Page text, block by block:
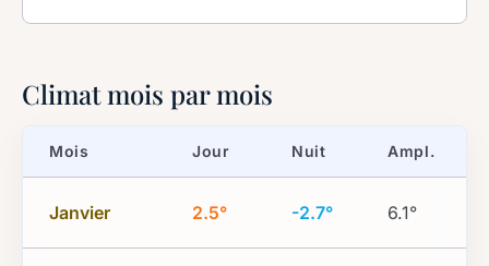
Climat mois par mois
Mois Jour Nuit Ampl.
Janvier 2.5° -2.7° 6.1°